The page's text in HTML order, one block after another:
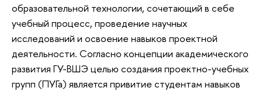
образовательной технологии, сочетающий в себе
учебный процесс, проведение научных
исследований и освоение навыков проектной
деятельности. Согласно концепции академического
развития ГУ-ВШЭ целью создания проектно-учебных
групп (ПУГа) является привитие студентам навыков